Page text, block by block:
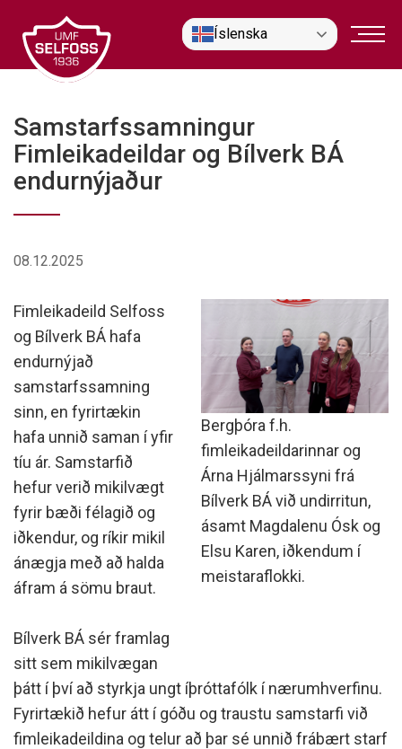
efni
Íslenska
Samstarfssamningur
Fimleikadeildar og Bílverk BÁ
endurnýjaður
08.12.2025
Bergþóra f.h.
fimleikadeildarinnar og
Árna Hjálmarssyni frá
Bílverk BÁ við undirritun,
ásamt Magdalenu Ósk og
Elsu Karen, iðkendum í
meistaraflokki.
Fimleikadeild Selfoss
og Bílverk BÁ hafa
endurnýjað
samstarfssamning
sinn, en fyrirtækin
hafa unnið saman í yfir
tíu ár. Samstarfið
hefur verið mikilvægt
fyrir bæði félagið og
iðkendur, og ríkir mikil
ánægja með að halda
áfram á sömu braut.
Bílverk BÁ sér framlag
sitt sem mikilvægan
þátt í því að styrkja ungt íþróttafólk í nærumhverfinu.
Fyrirtækið hefur átt í góðu og traustu samstarfi við
fimleikadeildina og telur að þar sé unnið frábært starf